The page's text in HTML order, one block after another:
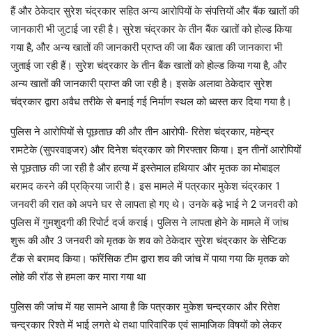
हैं और ठेकेदार सुरेश चंद्रकार सहित अन्य आरोपियों के संपत्तियों और बैंक खातों की
जानकारी भी जुटाई जा रही है। सुरेश चंद्रकार के तीन बैंक खातों को होल्ड किया
गया है, और अन्य खातों की जानकारी प्राप्त की जा बैंक खाता की जानकारा भी
जुताई जा रही हैं। सुरेश चंद्रकार के तीन बैंक खातों को होल्ड किया गया है, और
अन्य खातों की जानकारी प्राप्त की जा रही है। इसके अलावा ठेकेदार सुरेश
चंद्रकार द्वारा अवैध तरीके से बनाई गई निर्माण स्थल को ध्वस्त कर दिया गया है।
पुलिस ने आरोपियों से पूछताछ की और तीन आरोपी- रितेश चंद्रकार, महेन्द्र
रामटेके (सुपरवाइजर) और दिनेश चंद्रकार को गिरफ्तार किया। इन तीनों आरोपियों
से पूछताछ की जा रही है और हत्या में इस्तेमाल हथियार और मृतक का मोबाइल
बरामद करने की प्रक्रिया जारी है। इस मामले में पत्रकार मुकेश चंद्रकार 1
जनवरी की रात को अपने घर से लापता हो गए थे। उनके बड़े भाई ने 2 जनवरी को
पुलिस में गुमशुदगी की रिपोर्ट दर्ज कराई। पुलिस ने लापता होने के मामले में जांच
शुरू की और 3 जनवरी को मृतक के शव को ठेकेदार सुरेश चंद्रकार के सेप्टिक
टैंक से बरामद किया। फॉरेंसिक टीम द्वारा शव की जांच में पाया गया कि मृतक को
लोहे की रॉड से हमला कर मारा गया था
पुलिस की जांच में यह सामने आया है कि पत्रकार मुकेश चन्द्रकार और रितेश
चन्द्रकार रिश्ते में भाई लगते थे तथा पारिवारिक एवं सामाजिक विषयों को लेकर